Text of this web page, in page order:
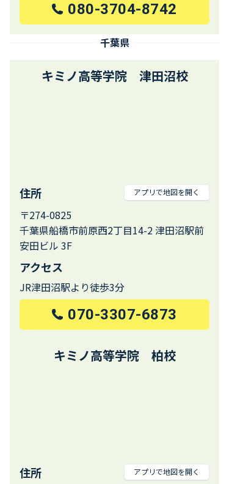
080-3704-8742
千葉県
キミノ高等学院 津田沼校
住所 アプリで地図を開く
〒274-0825
千葉県船橋市前原西2丁目14-2 津田沼駅前
安田ビル 3F
アクセス
JR津田沼駅より徒歩3分
070-3307-6873
キミノ高等学院 柏校
住所 アプリで地図を開く